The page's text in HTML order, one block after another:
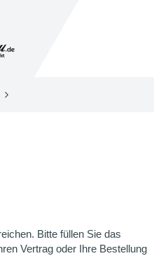
Bitte füllen Sie das
Vertrag oder Ihre Bestellung